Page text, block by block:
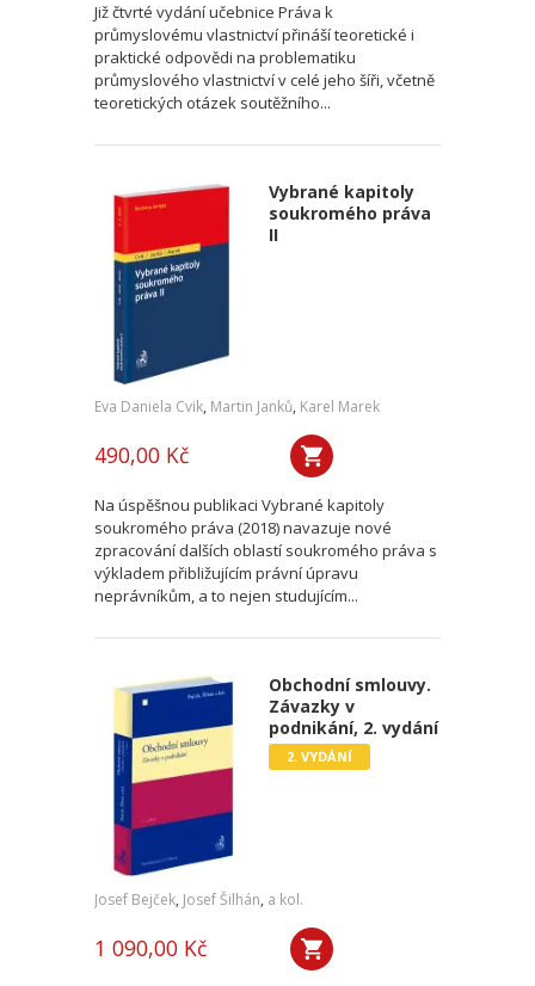
Již čtvrté vydání učebnice Práva k
průmyslovému vlastnictví přináší teoretické i
praktické odpovědi na problematiku
průmyslového vlastnictví v celé jeho šíři, včetně
teoretických otázek soutěžního...
Vybrané kapitoly
soukromého práva
II
Eva Daniela Cvik, Martin Janků, Karel Marek
490,00 Kč
Na úspěšnou publikaci Vybrané kapitoly
soukromého práva (2018) navazuje nové
zpracování dalších oblastí soukromého práva s
výkladem přibližujícím právní úpravu
neprávníkům, a to nejen studujícím...
Obchodní smlouvy.
Závazky v
podnikání, 2. vydání
2. VYDÁNÍ
Josef Bejček, Josef Šilhán, a kol.
1 090,00 Kč